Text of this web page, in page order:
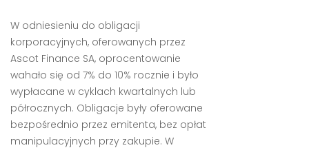
W odniesieniu do obligacji
korporacyjnych, oferowanych przez
Ascot Finance SA, oprocentowanie
wahało się od 7% do 10% rocznie i było
wypłacane w cyklach kwartalnych lub
półrocznych. Obligacje były oferowane
bezpośrednio przez emitenta, bez opłat
manipulacyjnych przy zakupie. W